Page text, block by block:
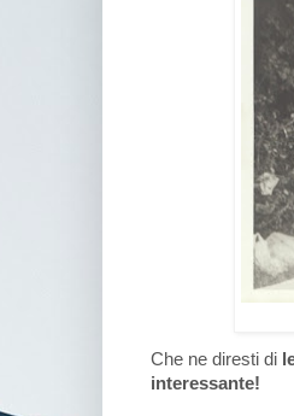
Che ne diresti di
interessante!